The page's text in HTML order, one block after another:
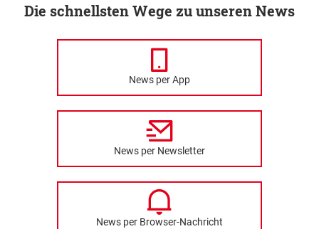
Die schnellsten Wege zu unseren News
News per App
News per Newsletter
News per Browser-Nachricht